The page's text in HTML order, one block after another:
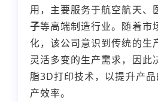
用，主要服务于航空航天、
子等高端制造行业。随着市
化，该公司意识到传统的生
灵活多变的生产需求，因此
脂3D打印技术，以提升产
产效率。